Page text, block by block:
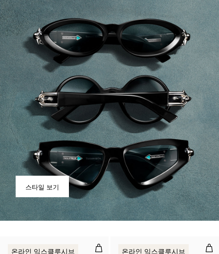
스타일 보기
선글라스, 실버 컬러 메탈, 티파니
온라인 익스클루시브 선
온라인 익스클루시브